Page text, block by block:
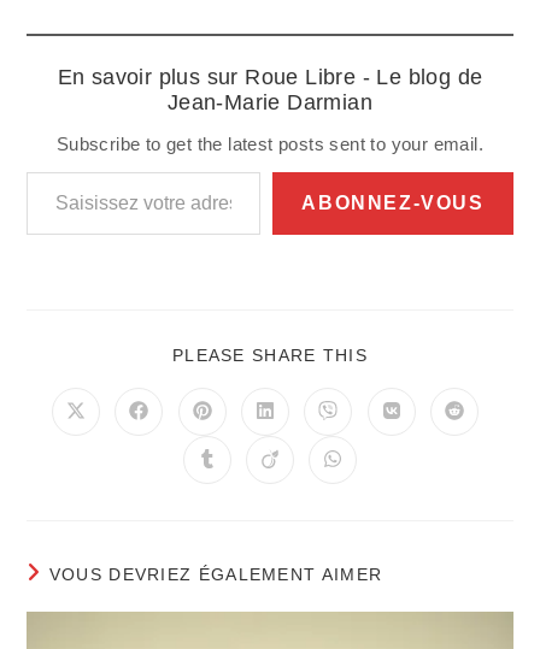
En savoir plus sur Roue Libre - Le blog de
Jean-Marie Darmian
Subscribe to get the latest posts sent to your email.
Saisissez votre adresse e-mail…
ABONNEZ-VOUS
PLEASE SHARE THIS
Ouvrir
Ouvrir
Ouvrir
une
autre
Ouvrir
une
autre
Ouvrir
une
autre
Ouvrir
Ouvrir
Ouvrir
Ouvrir
Ouvrir
VOUS DEVRIEZ ÉGALEMENT AIMER